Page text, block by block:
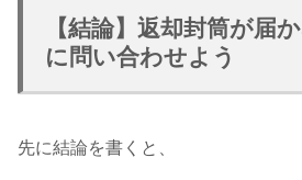
【結論】返却封筒が届
に問い合わせよう
先に結論を書くと、